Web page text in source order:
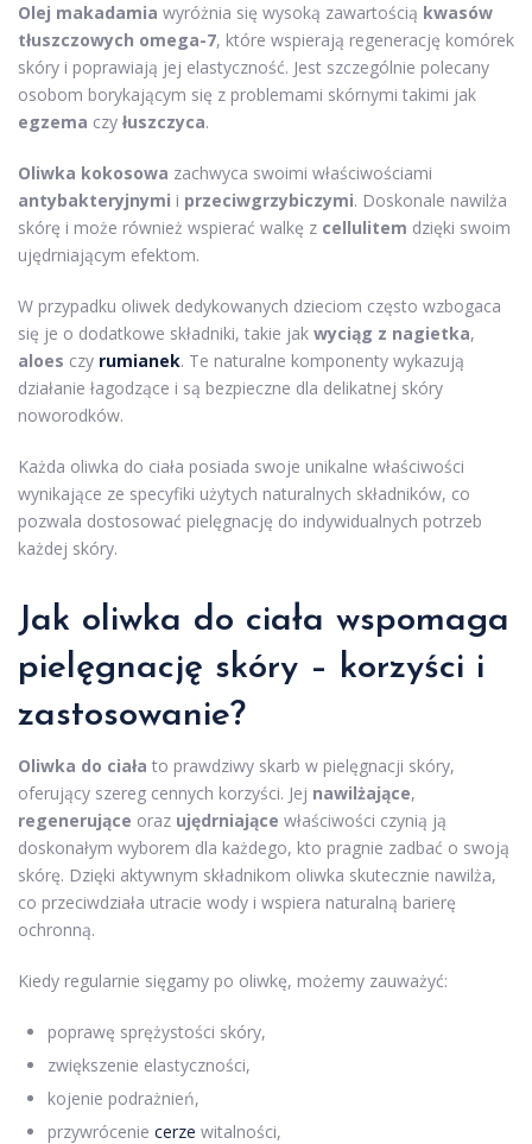
Olej makadamia wyróżnia się wysoką zawartością kwasów
tłuszczowych omega-7, które wspierają regenerację komórek
skóry i poprawiają jej elastyczność. Jest szczególnie polecany
osobom borykającym się z problemami skórnymi takimi jak
egzema czy łuszczyca.
Oliwka kokosowa zachwyca swoimi właściwościami
antybakteryjnymi i przeciwgrzybiczymi. Doskonale nawilża
skórę i może również wspierać walkę z cellulitem dzięki swoim
ujędrniającym efektom.
W przypadku oliwek dedykowanych dzieciom często wzbogaca
się je o dodatkowe składniki, takie jak wyciąg z nagietka,
aloes czy rumianek. Te naturalne komponenty wykazują
działanie łagodzące i są bezpieczne dla delikatnej skóry
noworodków.
Każda oliwka do ciała posiada swoje unikalne właściwości
wynikające ze specyfiki użytych naturalnych składników, co
pozwala dostosować pielęgnację do indywidualnych potrzeb
każdej skóry.
Jak oliwka do ciała wspomaga
pielęgnację skóry – korzyści i
zastosowanie?
Oliwka do ciała to prawdziwy skarb w pielęgnacji skóry,
oferujący szereg cennych korzyści. Jej nawilżające,
regenerujące oraz ujędrniające właściwości czynią ją
doskonałym wyborem dla każdego, kto pragnie zadbać o swoją
skórę. Dzięki aktywnym składnikom oliwka skutecznie nawilża,
co przeciwdziała utracie wody i wspiera naturalną barierę
ochronną.
Kiedy regularnie sięgamy po oliwkę, możemy zauważyć:
poprawę sprężystości skóry,
zwiększenie elastyczności,
kojenie podrażnień,
przywrócenie cerze witalności,